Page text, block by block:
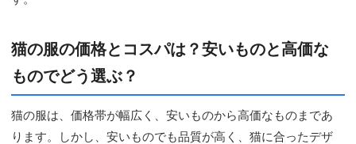
猫の服の価格とコスパは？安いものと高価な
ものでどう選ぶ？
猫の服は、価格帯が幅広く、安いものから高価なものまであ
ります。しかし、安いものでも品質が高く、猫に合ったデザ